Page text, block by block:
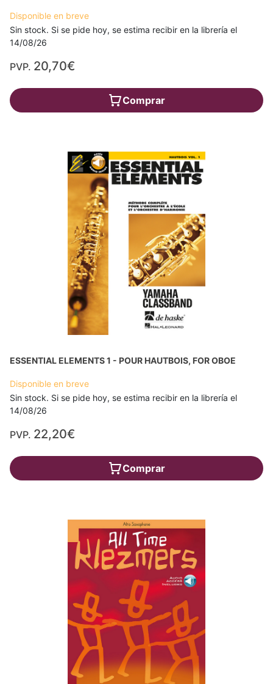
Disponible en breve
Sin stock. Si se pide hoy, se estima recibir en la librería el
14/08/26
PVP. 20,70€
Comprar
ESSENTIAL ELEMENTS 1 - POUR HAUTBOIS, FOR OBOE
Disponible en breve
Sin stock. Si se pide hoy, se estima recibir en la librería el
14/08/26
PVP. 22,20€
Comprar